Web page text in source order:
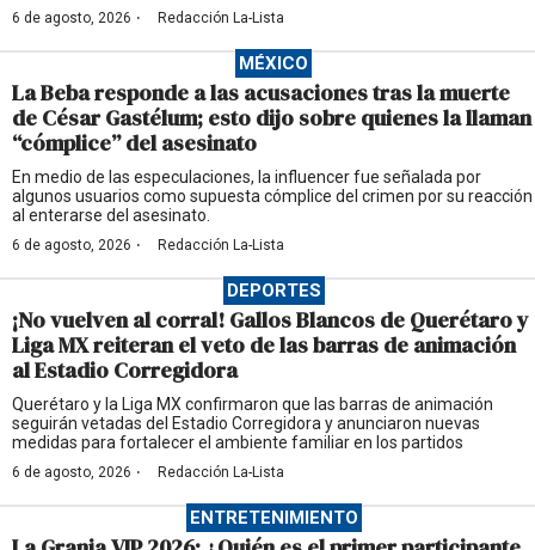
6 de agosto, 2026 · Redacción La-Lista
MÉXICO
La Beba responde a las acusaciones tras la muerte
de César Gastélum; esto dijo sobre quienes la llaman
“cómplice” del asesinato
En medio de las especulaciones, la influencer fue señalada por
algunos usuarios como supuesta cómplice del crimen por su reacción
al enterarse del asesinato.
6 de agosto, 2026 · Redacción La-Lista
DEPORTES
¡No vuelven al corral! Gallos Blancos de Querétaro y
Liga MX reiteran el veto de las barras de animación
al Estadio Corregidora
Querétaro y la Liga MX confirmaron que las barras de animación
seguirán vetadas del Estadio Corregidora y anunciaron nuevas
medidas para fortalecer el ambiente familiar en los partidos
6 de agosto, 2026 · Redacción La-Lista
ENTRETENIMIENTO